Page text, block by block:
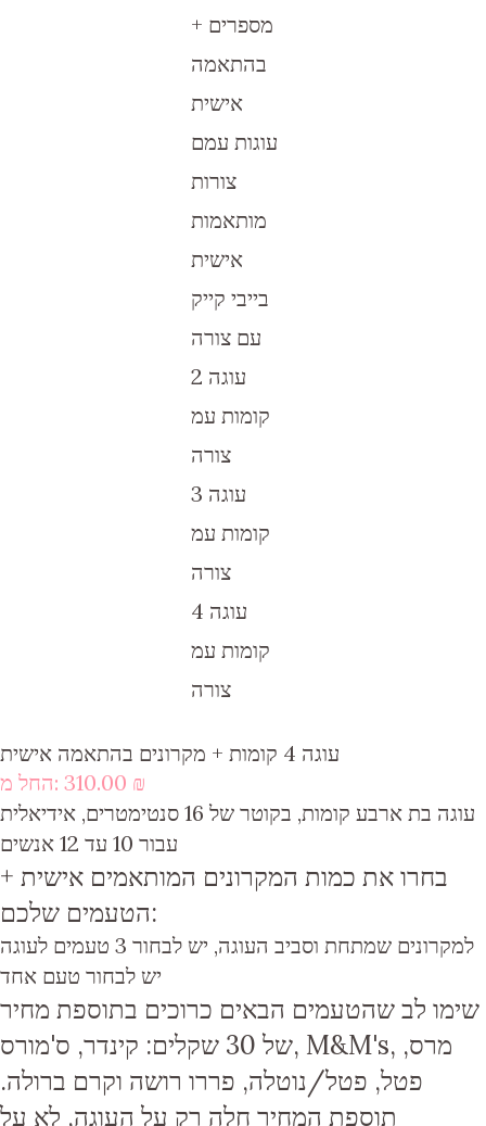
מספרים +
בהתאמה
אישית
עוגות עמם
צורות
מותאמות
אישית
בייבי קייק
עם צורה
עוגה 2
קומות עמ
צורה
עוגה 3
קומות עמ
צורה
עוגה 4
קומות עמ
צורה
עוגה 4 קומות + מקרונים בהתאמה אישית
החל מ: 310.00 ₪
עוגה בת ארבע קומות, בקוטר של 16 סנטימטרים, אידיאלית
עבור 10 עד 12 אנשים
בחרו את כמות המקרונים המותאמים אישית +
הטעמיםשלכם:
למקרונים שמתחת וסביב העוגה, יש לבחור
לעוגה
יש לבחור טעם אחד
שימו לבשהטעמים הבאים כרוכים בתוספת מחיר
של 30 שקלים
: קינדר, ס'מורס, M&M's, מרס,
פטל, פטל/נוטלה, פררו רושה וקרם ברולה.
תוספת המחיר חלה רק על העוגה, לא על